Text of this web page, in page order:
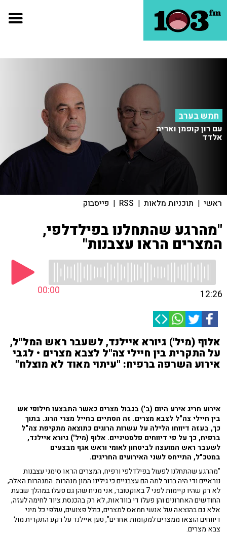
חמש בערב
עם רון קופמן ואריה
אלדד
ראשי | תוכניות מלאות |
RSS
| פייסבוק
"מהרגע שהתחלנו בפילדלפי,
המצרים הראו עצבנות"
00:00 12:26
אלוף (מיל') גיורא איילנד, לשעבר ראש המל"ל,
על התקרית בין חיילי צה"ל לצבא מצרים • לגבי
אירוע השרפה ברפיח: "עיתוי מאוד לא מוצלח"
אירוע חריג אירע היום (ב') בגבול מצרים כאשר התבצעו חילופי אש
בין חיילי צה"ל לצבא מצרים. זה הסתיים בחייל מצרי הרוג. בתוך
כך, בעזה דיווחו הלילה על עשרות הרוגים כתוצאה מתקיפת צה"ל
ברפיח, כך על פי דיווחים פלסטיניים. אלוף (מיל') גיורא איילנד,
לשעבר ראש המועצה לביטחון לאומי וראש אגף מבצעים
במטכ"ל, התייחס לשני האירועים החריגים.
"מהרגע שהתחלנו לפעול בפילדלפי ורפיח, המצרים הראו סימני עצבנות
נוראיים ודי היה ברור למה הם עצבניים כי גילינו המון מנהרות. המנהרות האלה,
לא רק שהיו קיימות לפני 7 באוקטובר, אני מניח שהן גם פעלו במהלך שבעת
החודשים האחרונים והן פעלו די בוודאות, לא רק בהכנסת ציוד לחימה לעזה,
אלא גם בהוצאה של אנשי חמאס למצרים, כולל פצועים, שלפי כל מיני
דיווחים הוצאו ממצרים למקומות אחרים", טען איילנד על רקע התקרית מול
צבא מצרים.